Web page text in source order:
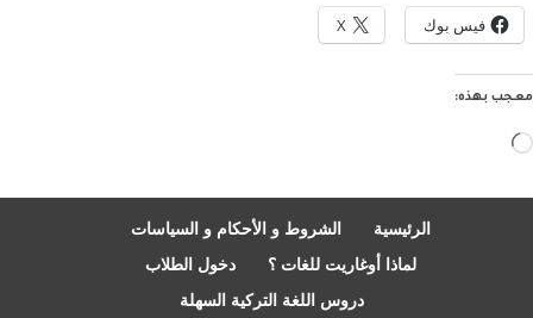
فيس بوك X
معجب بهذه:
جاري
الرئيسية
الشروط و الأحكام و السياسات
لماذا أوغاريت للغات ؟
دخول الطلاب
دروس اللغة التركية السهلة